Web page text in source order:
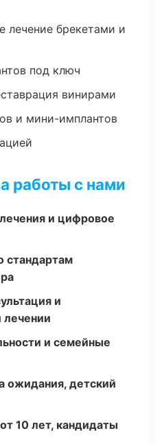
лечение брекетами и
под ключ
винирами
и мини-имплантов
работы с нами
и цифровое
стандартам
и
лечении
и семейные
ожидания, детский
10 лет, кандидаты